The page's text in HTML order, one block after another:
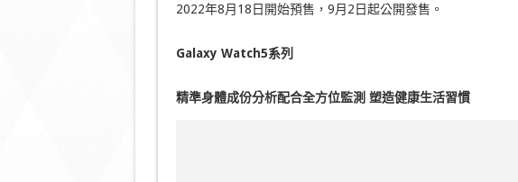
2022年8月18日開始預售，9月2日起公開發售。
Galaxy Watch5系列
精準身體成份分析配合全方位監測 塑造健康生活習慣